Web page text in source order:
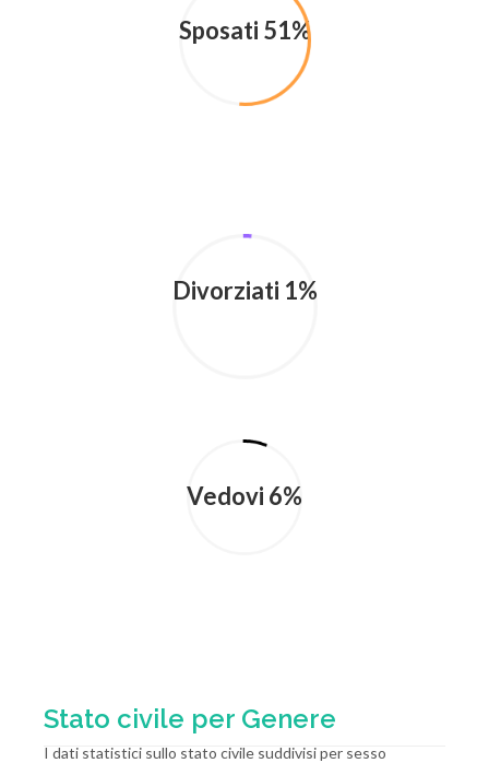
Sposati 51%
Divorziati 1%
Vedovi 6%
Stato civile per Genere
I dati statistici sullo stato civile suddivisi per sesso